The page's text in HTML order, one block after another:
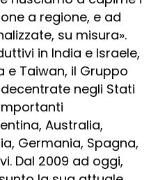
a regione, e ad
su misura».
in India e Israele,
e Taiwan, il Gruppo
negli Stati
Australia,
Germania, Spagna,
Dal 2009 ad oggi,